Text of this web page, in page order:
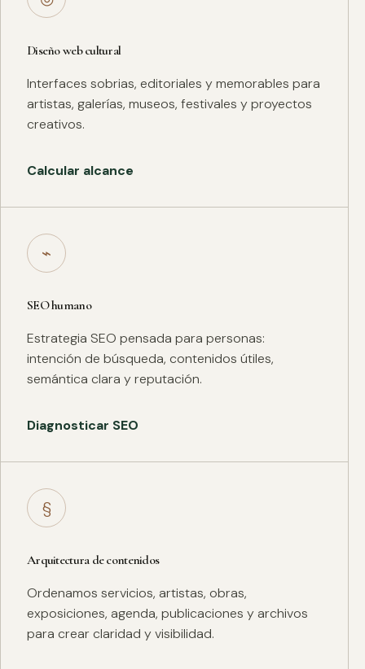
Diseño web cultural
Interfaces sobrias, editoriales y memorables para
artistas, galerías, museos, festivales y proyectos
creativos.
Calcular alcance
⌁
SEO humano
Estrategia SEO pensada para personas:
intención de búsqueda, contenidos útiles,
semántica clara y reputación.
Diagnosticar SEO
§
Arquitectura de contenidos
Ordenamos servicios, artistas, obras,
exposiciones, agenda, publicaciones y archivos
para crear claridad y visibilidad.